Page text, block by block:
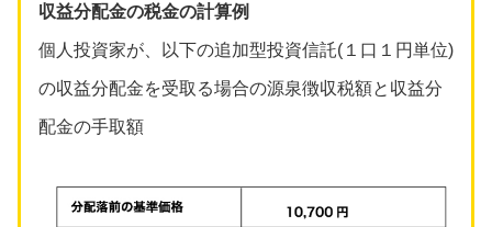
収益分配金の税金の計算例
個人投資家が、以下の追加型投資信託(１口１円単位)
の収益分配金を受取る場合の源泉徴収税額と収益分
配金の手取額